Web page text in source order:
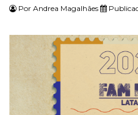
Por Andrea Magalhães